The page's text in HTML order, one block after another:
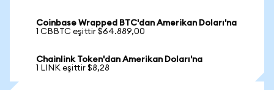
Coinbase Wrapped BTC'dan Amerikan Doları'na
1 CBBTC eşittir $64.889,00
Chainlink Token'dan Amerikan Doları'na
1 LINK eşittir $8,28